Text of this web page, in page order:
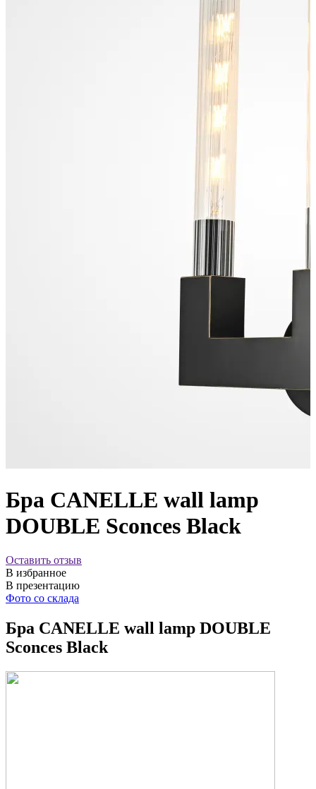
Бра CANELLE wall lamp
DOUBLE Sconces Black
Оставить отзыв
В избранное
В презентацию
Фото со склада
Бра CANELLE wall lamp DOUBLE
Sconces Black